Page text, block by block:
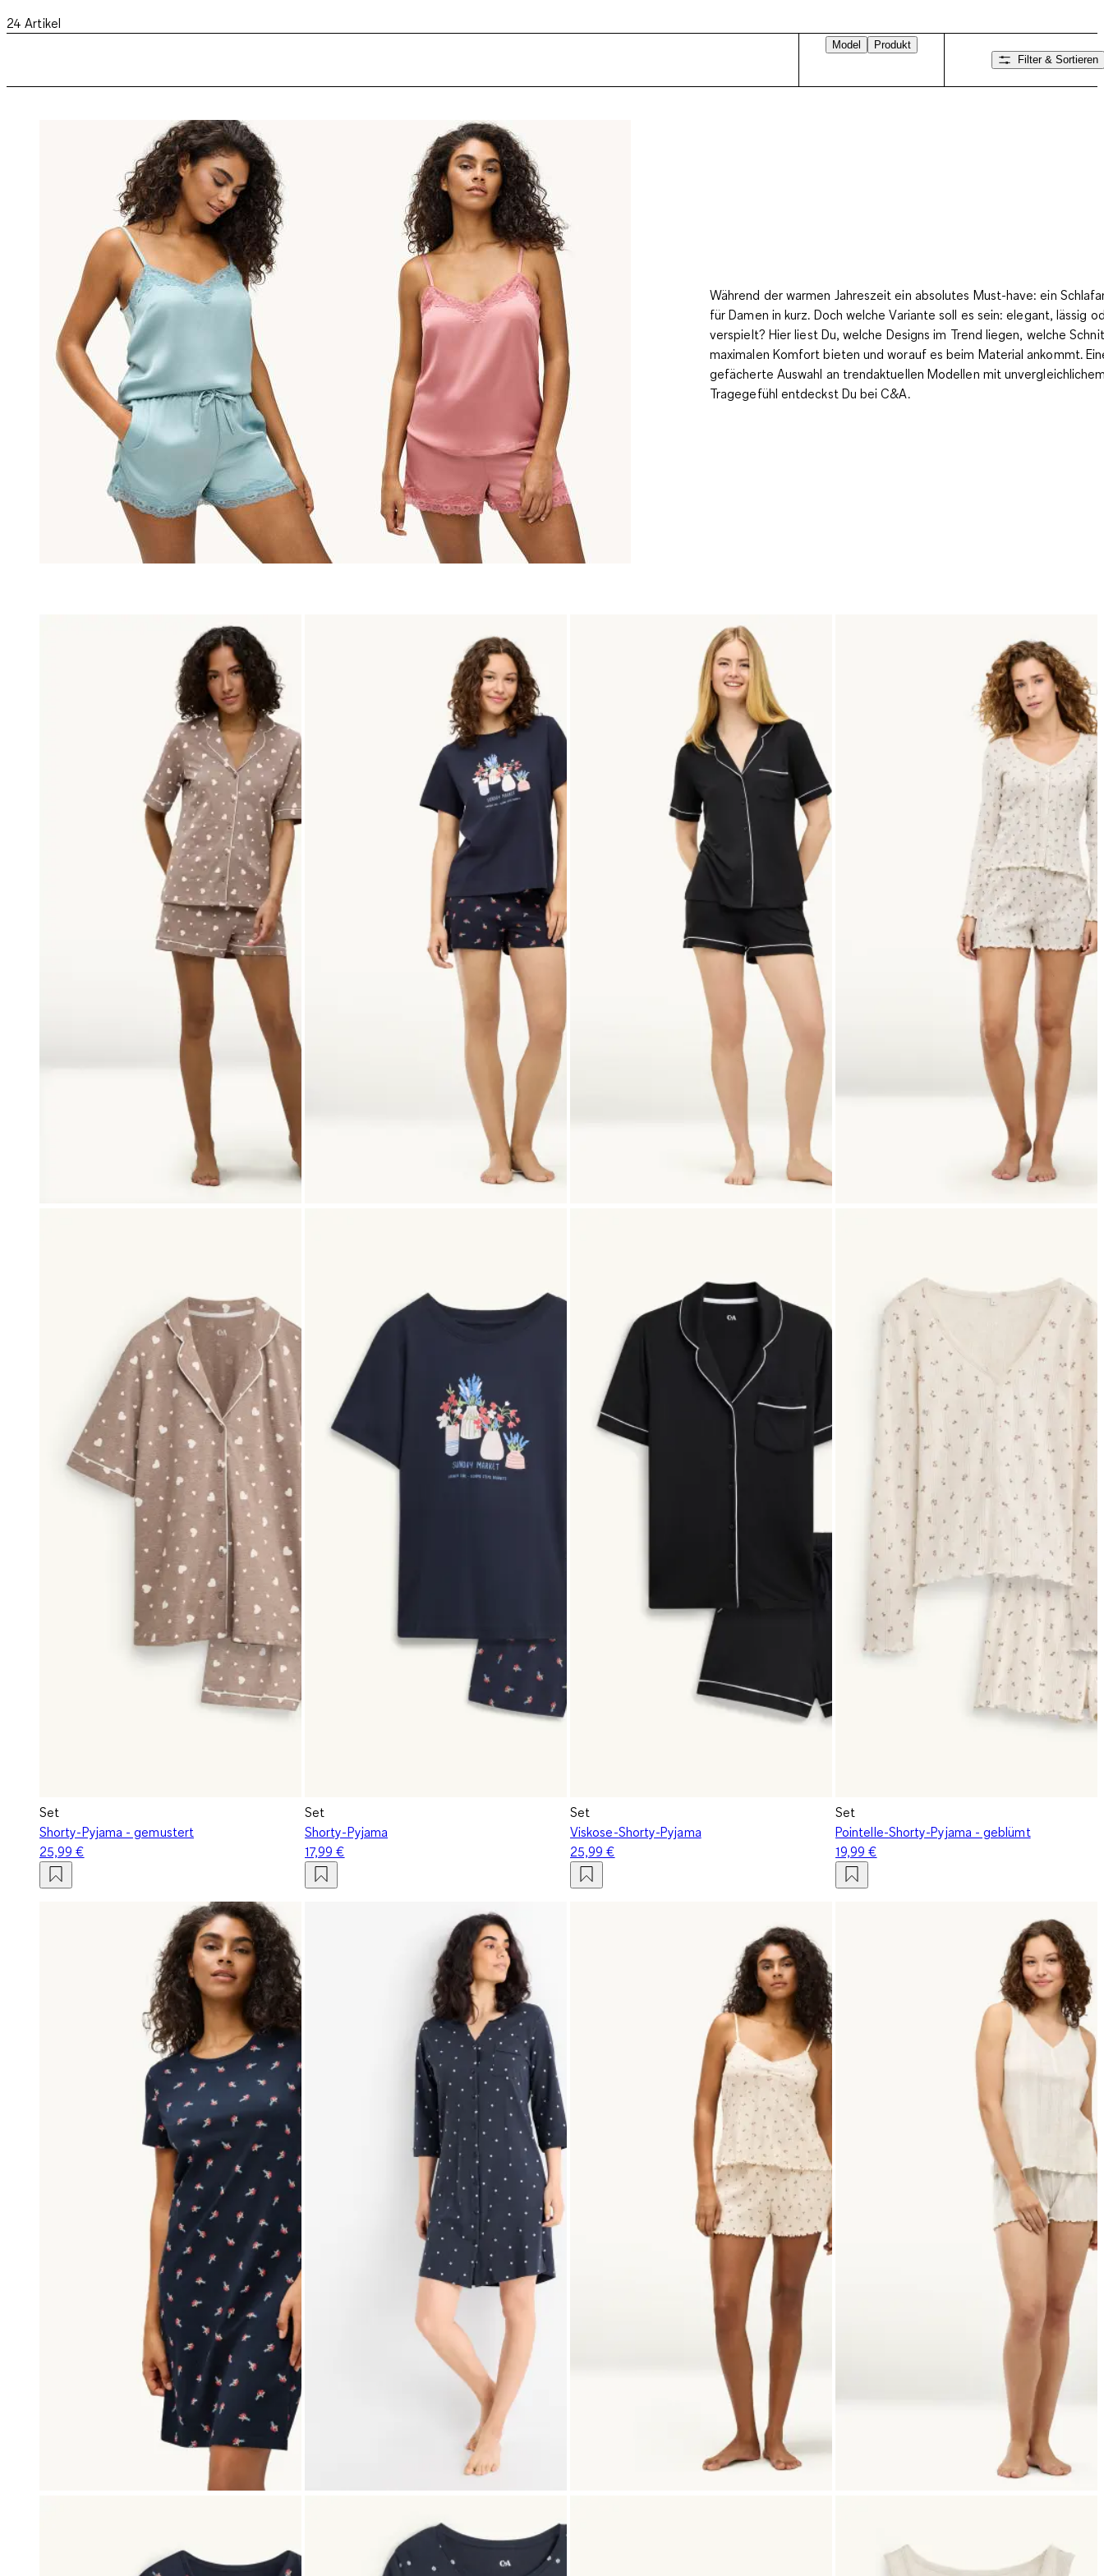
24 Artikel
Model
Produkt
Filter & Sortieren
Während der warmen Jahreszeit ein absolutes Must-have: ein
für Damen in kurz. Doch welche Variante soll es sein:elegant, lässig
verspielt? Hier liest Du, welche Designs im Trend liegen, welche
maximalen Komfort bieten und worauf es beim Material ankommt.
gefächerte Auswahl an trendaktuellen Modellen mit
Tragegefühl entdeckst Du bei C&A.
Set
Shorty-Pyjama - gemustert
25,99 €
Set
Shorty-Pyjama
17,99 €
Set
Viskose-Shorty-Pyjama
25,99 €
Set
Pointelle-Shorty-Pyjama - geblümt
19,99 €